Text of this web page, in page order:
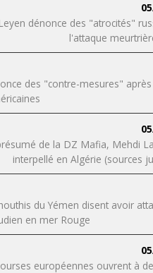
dénonce des "atrocités"
l'attaque
des "contre-mesures"
de la DZ Mafia, Mehdi
interpellé en Algérie (sources
du Yémen disent avoir
en mer Rouge
européennes ouvrent à